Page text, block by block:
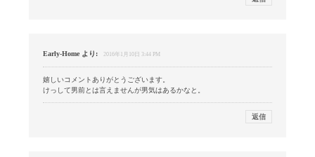
Early-Home より: 2016年1月10日 3:44 PM
嬉しいコメントありがとうございます。
けっして男前とは言えませんが男気はあるかなと。
返信